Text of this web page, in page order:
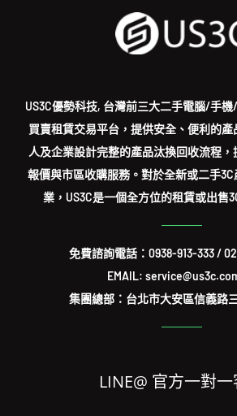
US3C優勢科技, 台灣前三大二手電腦/手
買賣租賃交易平台，提供安全、便利的
人及企業設計完整的產品汰換回收流程
報價與市區收購服務。對於全新或二手
業，US3C是一個全方位的租賃或出售
免費諮詢電話： 0938-913-333/
EMAIL:
集團總部：台北市大安區信義路
LINE@ 官方一對